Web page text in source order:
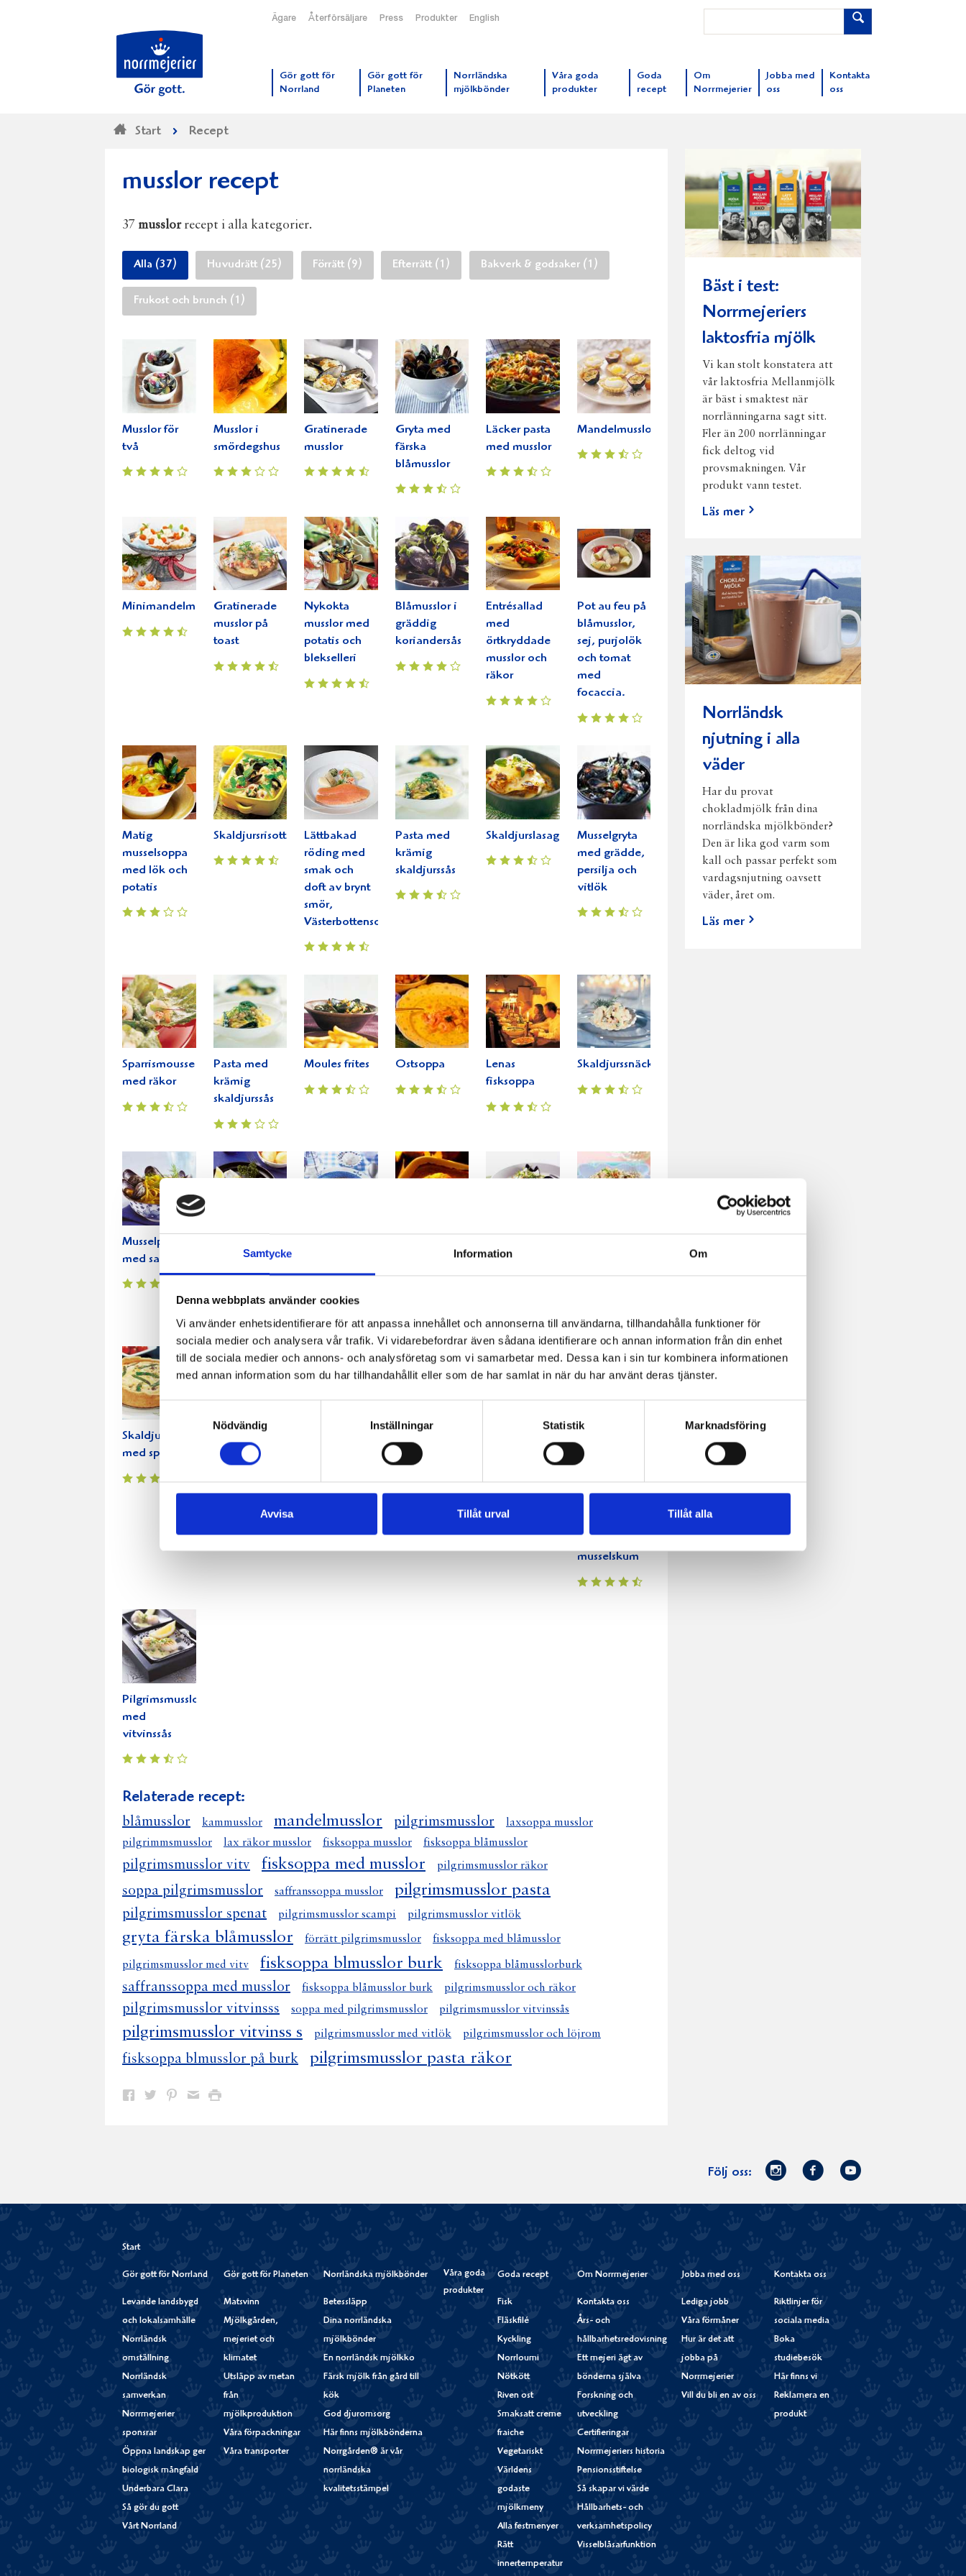
Samtycke Information Om
Denna webbplats använder cookies
Vi använder enhetsidentifierare för att anpassa innehållet och annonserna till användarna, tillhandahålla funktioner för
sociala medier och analysera vår trafik. Vi vidarebefordrar även sådana identifierare och annan information från din enhet
till de sociala medier och annons- och analysföretag som vi samarbetar med. Dessa kan i sin tur kombinera informationen
med annan information som du har tillhandahållit eller som de har samlat in när du har använt deras tjänster.
Samtyckesval
Nödvändig
Inställningar Statistik Marknadsföring
Avvisa Tillåt urval Tillåt alla
Ägare Återförsäljare Press Produkter English
Gör gott för
Norrland
Gör gott för
Planeten
Norrländska
mjölkbönder
Våra goda
produkter
Goda
recept
Om
Norrmejerier
Jobba med
oss
Kontakta
oss
Start Recept
musslor recept
37 musslorrecept i alla kategorier.
Alla (37) Huvudrätt (25) Förrätt (9) Efterrätt (1) Bakverk & godsaker (1)
Frukost och brunch (1)
Musslor för
två
Musslor i
smördegshus
Gratinerade
musslor
Gryta med
färska
blåmusslor
Läcker pasta
med musslor
Mandelmusslor
MinimandelmusslorGratinerade
musslor på
toast
Nykokta
musslor med
potatis och
blekselleri
Blåmusslor i
gräddig
koriandersås
Entrésallad
med
örtkryddade
musslor och
räkor
Pot au feu på
blåmusslor,
sej, purjolök
och tomat
med
focaccia.
Matig
musselsoppa
med lök och
potatis
Skaldjursrisotto
Lättbakad
röding med
smak och
doft av brynt
smör,
Västerbottensost
Pasta med
krämig
skaldjurssås
Skaldjurslasagne
Musselgryta
med grädde,
persilja och
vitlök
Sparrismousse
med räkor
Pasta med
krämig
skaldjurssås
Moules frites Ostsoppa
Lenas
fisksoppa
Skaldjurssnäcka
Musselpasta
med saffran
gräddig
mussel- och
persiljesås
sockerärtor
och basilika
fisksoppa
skaldjur
Skaldjurspaj
med sparris
med saffran
med sparris
med
musselskum
Pilgrimsmusslor
med
vitvinssås
Relaterade recept:
blåmusslor kammusslor mandelmusslor pilgrimsmusslor
laxsoppa musslor
pilgrimmsmusslor
lax räkor musslor fisksoppa musslor fisksoppa blåmusslor
pilgrimsmusslor vitv fisksoppa med musslor pilgrimsmusslor räkor
soppa pilgrimsmusslor saffranssoppa musslor pilgrimsmusslor pasta
pilgrimsmusslor spenat pilgrimsmusslor scampi pilgrimsmusslor vitlök
gryta färska blåmusslor förrätt pilgrimsmusslor fisksoppa med blåmusslor
pilgrimsmusslor med vitv fisksoppa blmusslor burk fisksoppa blåmusslorburk
saffranssoppa med musslor fisksoppa blåmusslor burk pilgrimsmusslor och räkor
pilgrimsmusslor vitvinsss soppa med pilgrimsmusslor pilgrimsmusslor vitvinssås
pilgrimsmusslor vitvinss s pilgrimsmusslor med vitlök pilgrimsmusslor och löjrom
fisksoppa blmusslor på burk pilgrimsmusslor pasta räkor
Dela Dela Dela DelaSkriv
Bäst i test:
Norrmejeriers
laktosfria mjölk
Vi kan stolt konstatera att
vår laktosfria Mellanmjölk
är bäst i smaktest när
norrlänningarna sagt sitt.
Fler än 200 norrlänningar
fick deltog vid
provsmakningen. Vår
produkt vann testet.
Läs mer
Norrländsk
njutning i alla
väder
Har du provat
chokladmjölk från dina
norrländska mjölkbönder?
Den är lika god varm som
kall och passar perfekt som
vardagsnjutning oavsett
väder, året om.
Läs mer
Följ oss:
Norrmejerier
Instagram
Facebook
Youtube
Start
Gör gott för Norrland
Levande landsbygd
och lokalsamhälle
Norrländsk
omställning
Norrländsk
samverkan
Norrmejerier
sponsrar
Öppna landskap ger
biologisk mångfald
Underbara Clara
Så gör du gott
Vårt Norrland
Gör gott för Planeten
Matsvinn
Mjölkgården,
mejeriet och
klimatet
Utsläpp av metan
från
mjölkproduktion
Våra förpackningar
Våra transporter
Norrländska mjölkbönder
Betessläpp
Dina norrländska
mjölkbönder
En norrländsk mjölkko
Färsk mjölk från gård till
kök
God djuromsorg
Här finns mjölkbönderna
Norrgården® är vår
norrländska
kvalitetsstämpel
Våra goda
produkter
Goda recept
Fisk
Fläskfilé
Kyckling
Norrloumi
Nötkött
Riven ost
Smaksatt creme
fraiche
Vegetariskt
Världens
godaste
mjölkmeny
Alla festmenyer
Rätt
innertemperatur
Om Norrmejerier
Kontakta oss
Års- och
hållbarhetsredovisning
Ett mejeri ägt av
bönderna själva
Forskning och
utveckling
Certifieringar
Norrmejeriers historia
Pensionsstiftelse
Så skapar vi värde
Hållbarhets- och
verksamhetspolicy
Visselblåsarfunktion
Jobba med oss
Lediga jobb
Våra förmåner
Hur är det att
jobba på
Norrmejerier
Vill du bli en av oss
Kontakta oss
Riktlinjer för
sociala media
Boka
studiebesök
Här finns vi
Reklamera en
produkt